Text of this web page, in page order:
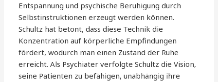
Entspannung und psychische Beruhigung durch
Selbstinstruktionen erzeugt werden können.
Schultz hat betont, dass diese Technik die
Konzentration auf körperliche Empfindungen
fördert, wodurch man einen Zustand der Ruhe
erreicht. Als Psychiater verfolgte Schultz die Vision,
seine Patienten zu befähigen, unabhängig ihre